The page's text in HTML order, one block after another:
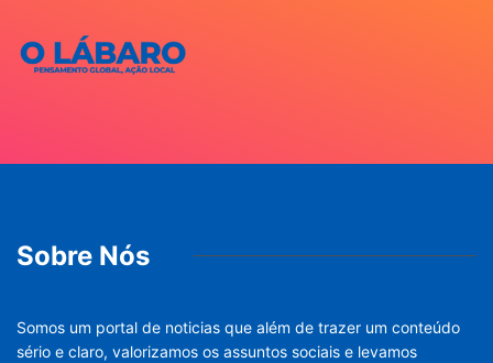
Sobre Nós
Somos um portal de noticias que além de trazer um conteúdo
sério e claro, valorizamos os assuntos sociais e levamos